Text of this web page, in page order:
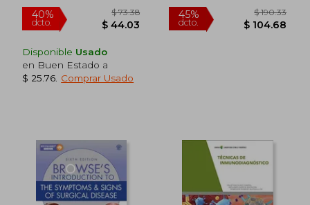
45%
dcto.
$ 52.03
$ 28.61
45%
dcto.
Disponible Usado
en Buen Estado a
$ 25.76 Comprar Usado